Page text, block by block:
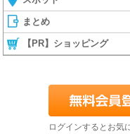
まとめ
【PR】ショッピング
ログインするとお気